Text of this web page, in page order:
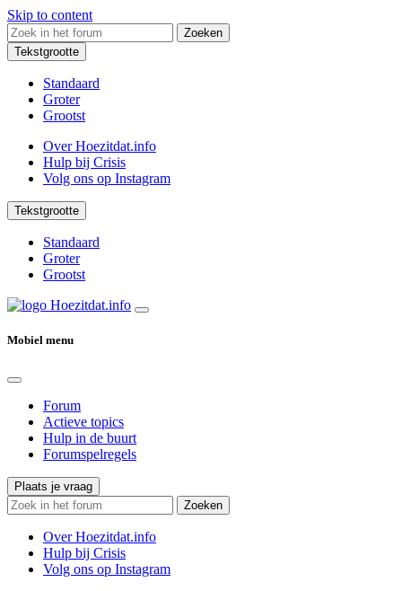
Skip to content
Zoeken
Tekstgrootte
Standaard
Groter
Grootst
Over Hoezitdat.info
Hulp bij Crisis
Volg ons op Instagram
Tekstgrootte
Standaard
Groter
Grootst
Mobiel menu
Forum
Actieve topics
Hulp in de buurt
Forumspelregels
Plaats je vraag
Zoeken
Over Hoezitdat.info
Hulp bij Crisis
Volg ons op Instagram